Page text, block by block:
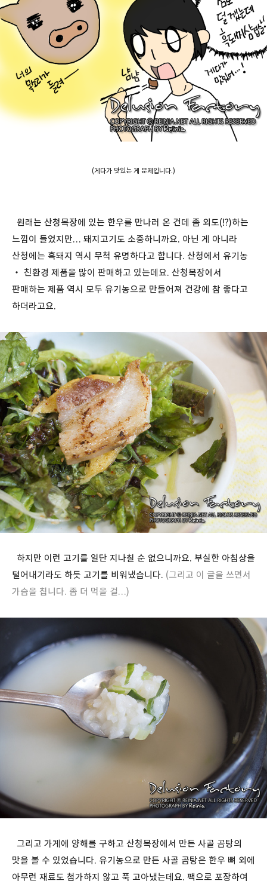
(게다가 맛있는 게 문제입니다.)
원래는 산청목장에 있는 한우를 만나러 온 건데 좀 외도(!?)하는
느낌이 들었지만… 돼지고기도 소중하니까요. 아닌 게 아니라
산청에는 흑돼지 역시 무척 유명하다고 합니다. 산청에서 유기농
・ 친환경 제품을 많이 판매하고 있는데요. 산청목장에서
판매하는 제품 역시 모두 유기농으로 만들어져 건강에 참 좋다고
하더라고요.
하지만 이런 고기를 일단 지나칠 순 없으니까요. 부실한 아침상을
털어내기라도 하듯 고기를 비워냈습니다. (그리고 이 글을 쓰면서
가슴을 칩니다. 좀 더 먹을 걸…)
그리고 가게에 양해를 구하고 산청목장에서 만든 사골 곰탕의
맛을 볼 수 있었습니다. 유기농으로 만든 사골 곰탕은 한우 뼈 외에
아무런 재료도 첨가하지 않고 푹 고아냈는데요. 팩으로 포장하여